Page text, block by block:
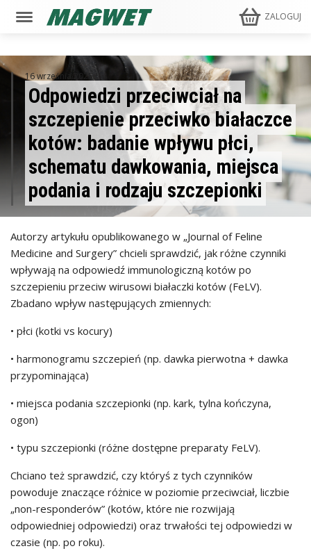
ZALOGUJ
16 września 2025
Odpowiedzi przeciwciał na
szczepienie przeciwko białaczce
kotów: badanie wpływu płci,
schematu dawkowania, miejsca
podania i rodzaju szczepionki
Autorzy artykułu opublikowanego w „Journal of Feline
Medicine and Surgery” chcieli sprawdzić, jak różne czynniki
wpływają na odpowiedź immunologiczną kotów po
szczepieniu przeciw wirusowi białaczki kotów (FeLV).
Zbadano wpływ następujących zmiennych:
• płci (kotki vs kocury)
• harmonogramu szczepień (np. dawka pierwotna + dawka
przypominająca)
• miejsca podania szczepionki (np. kark, tylna kończyna,
ogon)
• typu szczepionki (różne dostępne preparaty FeLV).
Chciano też sprawdzić, czy któryś z tych czynników
powoduje znaczące różnice w poziomie przeciwciał, liczbie
„non-responderów” (kotów, które nie rozwijają
odpowiedniej odpowiedzi) oraz trwałości tej odpowiedzi w
czasie (np. po roku).